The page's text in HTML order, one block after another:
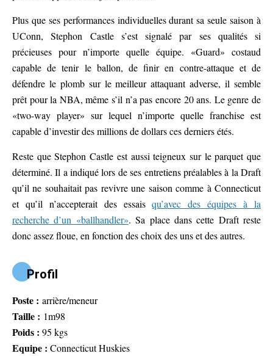
Plus que ses performances individuelles durant sa seule saison à
UConn, Stephon Castle s’est signalé par ses qualités si
précieuses pour n’importe quelle équipe. «Guard» costaud
capable de tenir le ballon, de finir en contre-attaque et de
défendre le plomb sur le meilleur attaquant adverse, il semble
prêt pour la NBA, même s’il n’a pas encore 20 ans. Le genre de
«two-way player» sur lequel n’importe quelle franchise est
capable d’investir des millions de dollars ces derniers étés.
Reste que Stephon Castle est aussi teigneux sur le parquet que
déterminé. Il a indiqué lors de ses entretiens préalables à la Draft
qu’il ne souhaitait pas revivre une saison comme à Connecticut
et qu’il n’accepterait des essaisqu’avec des équipes à la
recherche d’un «ballhandler». Sa place dans cette Draft reste
donc assez floue, en fonction des choix des uns et des autres.
Profil
Poste : arrière/meneur
Taille : 1m98
Poids : 95 kgs
Equipe : Connecticut Huskies